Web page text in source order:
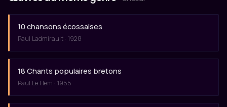
10 chansons écossaises
Paul Ladmirault · 1928
18 Chants populaires bretons
Paul Le Flem · 1955